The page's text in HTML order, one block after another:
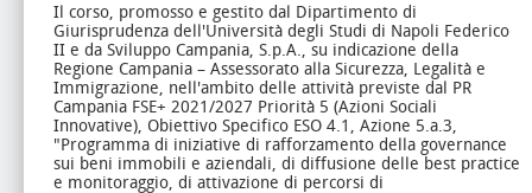
Il corso, promosso e gestito dal Dipartimento di
Giurisprudenza dell'Università degli Studi di Napoli Federico
II e da Sviluppo Campania, S.p.A., su indicazione della
Regione Campania – Assessorato alla Sicurezza, Legalità e
Immigrazione, nell'ambito delle attività previste dal PR
Campania FSE+ 2021/2027 Priorità 5 (Azioni Sociali
Innovative), Obiettivo Specifico ESO 4.1, Azione 5.a.3,
"Programma di iniziative di rafforzamento della governance
sui beni immobili e aziendali, di diffusione delle best practice
e monitoraggio, di attivazione di percorsi di